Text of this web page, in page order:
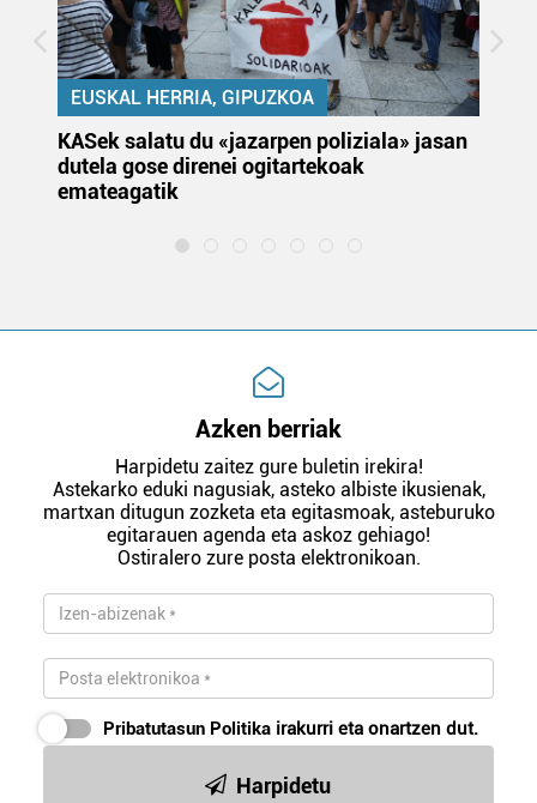
EUSKAL HERRIA, GIPUZKOA
KASek salatu du «jazarpen poliziala» jasan
dutela gose direnei ogitartekoak
emateagatik
Azken berriak
Harpidetu zaitez gure buletin irekira!
Astekarko eduki nagusiak, asteko albiste ikusienak,
martxan ditugun zozketa eta egitasmoak, asteburuko
egitarauen agenda eta askoz gehiago!
Ostiralero zure posta elektronikoan.
Pribatutasun Politika irakurri eta onartzen dut.
Harpidetu